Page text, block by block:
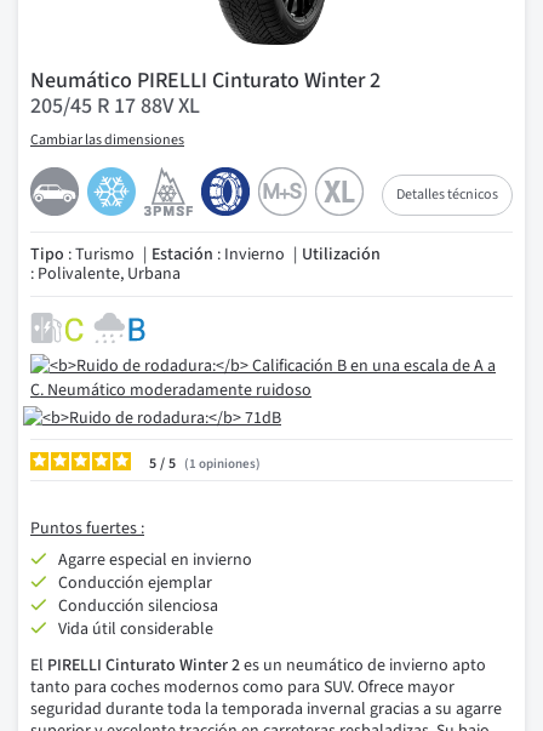
Neumático PIRELLI Cinturato Winter 2
205/45 R 17 88V XL
Cambiar las dimensiones
Detalles técnicos
Tipo : Turismo Estación : Invierno
Utilización
: Polivalente, Urbana
5/ 1 opiniones
Puntos fuertes :
Agarre especial en invierno
Conducción ejemplar
Conducción silenciosa
Vida útil considerable
El PIRELLI Cinturato Winter 2es un neumático de invierno apto
tanto para coches modernos como para SUV. Ofrece mayor
seguridad durante toda la temporada invernal gracias a su agarre